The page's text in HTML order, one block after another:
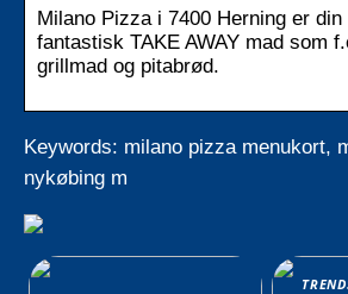
Milano Pizza i 7400 Herning er
fantastisk TAKE AWAY mad som
grillmad og pitabrød.
Keywords: milano pizza menukort,
nykøbing m